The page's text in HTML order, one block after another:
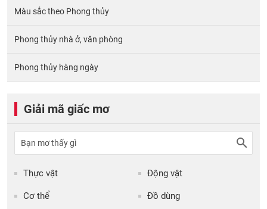
Màu sắc theo Phong thủy
Phong thủy nhà ở, văn phòng
Phong thủy hàng ngày
Giải mã giấc mơ
Thực vật Động vật
Cơ thể Đồ dùng